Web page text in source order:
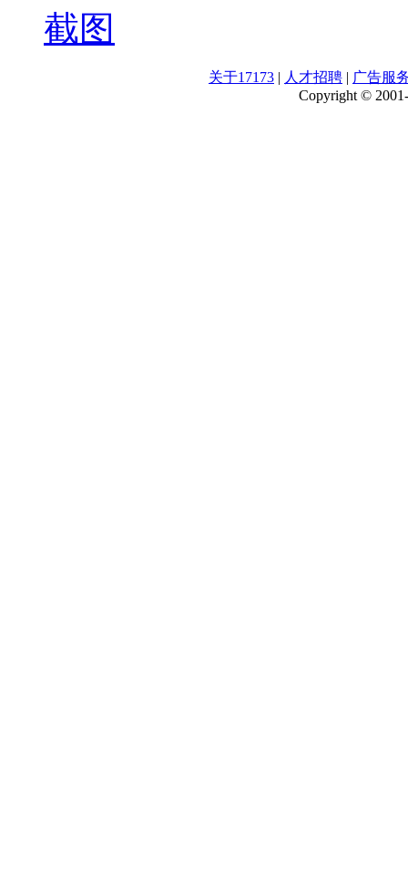
截图
关于17173 | 人才招聘 | 广告服
Copyright ©